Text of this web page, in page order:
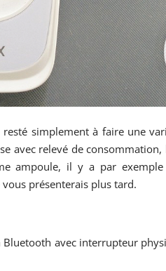
simplement à faire une
avec relevé de
ampoule, il y a par
vous présenterais plus tard.
avec interrupteur